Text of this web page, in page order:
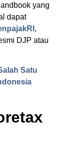
yang
dapat
,
DJP atau
Satu